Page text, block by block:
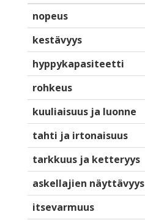
nopeus
kestävyys
hyppykapasiteetti
rohkeus
kuuliaisuus ja luonne
tahti ja irtonaisuus
tarkkuus ja ketteryys
askellajien näyttävyys
itsevarmuus